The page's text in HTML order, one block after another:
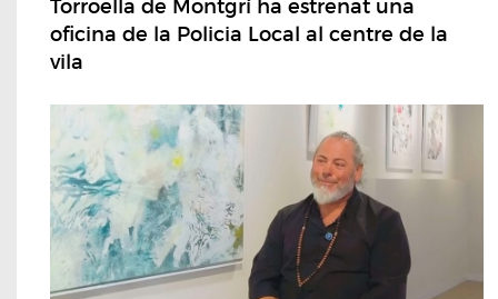
Torroella de Montgrí ha estrenat una
oficina de la Policia Local al centre de la
vila